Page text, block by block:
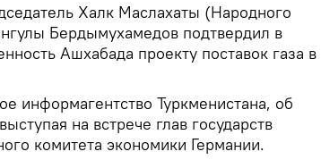
Халк Маслахаты (Народного
Бердымухамедов подтвердил в
Ашхабада проекту поставок газа в
информагентство Туркменистана, об
на встрече глав государств
комитета экономики Германии.